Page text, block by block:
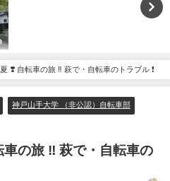
２０１７年 ・ 夏 ❣️ 自転車の旅 ‼︎ 萩で・自転車のトラブル ❗️
神戸山手大学 （非公認）自転車部
車の旅 ‼︎ 萩で・自転車の